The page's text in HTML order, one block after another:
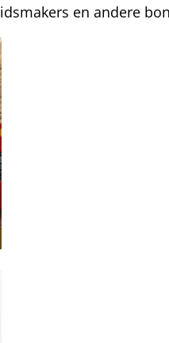
en andere